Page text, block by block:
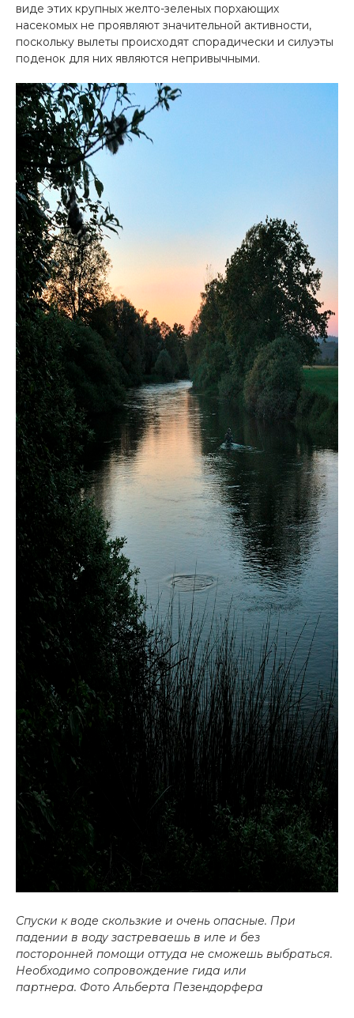
виде этих крупных желто-зеленых порхающих
насекомых не проявляют значительной активности,
поскольку вылеты происходят спорадически и силуэты
поденок для них являются непривычными.
Спуски к воде скользкие и очень опасные. При
падении в воду застреваешь в иле и без
посторонней помощи оттуда не сможешь выбраться.
Необходимо сопровождение гида или
партнера. Фото Альберта Пезендорфера